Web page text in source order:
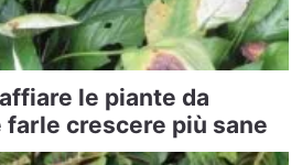
le piante da
crescere più sane